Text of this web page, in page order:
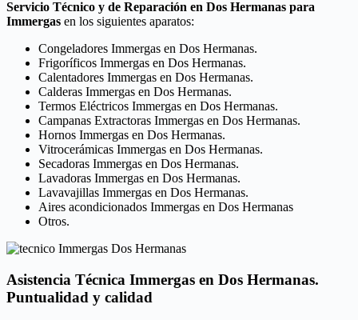
Servicio Técnico y de Reparación en Dos Hermanas para
Immergas en los siguientes aparatos:
Congeladores Immergas en Dos Hermanas.
Frigoríficos Immergas en Dos Hermanas.
Calentadores Immergas en Dos Hermanas.
Calderas Immergas en Dos Hermanas.
Termos Eléctricos Immergas en Dos Hermanas.
Campanas Extractoras Immergas en Dos Hermanas.
Hornos Immergas en Dos Hermanas.
Vitrocerámicas Immergas en Dos Hermanas.
Secadoras Immergas en Dos Hermanas.
Lavadoras Immergas en Dos Hermanas.
Lavavajillas Immergas en Dos Hermanas.
Aires acondicionados Immergas en Dos Hermanas
Otros.
Asistencia Técnica Immergas en Dos Hermanas.
Puntualidad y calidad